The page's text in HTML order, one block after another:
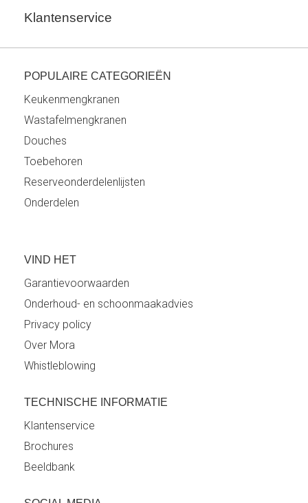
Klantenservice
POPULAIRE CATEGORIEËN
Keukenmengkranen
Wastafelmengkranen
Douches
Toebehoren
Reserveonderdelenlijsten
Onderdelen
VIND HET
Garantievoorwaarden
Onderhoud- en schoonmaakadvies
Privacy policy
Over Mora
Whistleblowing
TECHNISCHE INFORMATIE
Klantenservice
Brochures
Beeldbank